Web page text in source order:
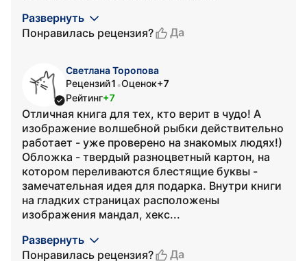
Развернуть
Понравилась рецензия?
Да
Светлана Торопова
Рецензий1 •Оценок+7
Рейтинг+7
Отличная книга для тех, кто верит в чудо! А
изображение волшебной рыбки действительно
работает - уже проверено на знакомых людях!)
Обложка - твердый разноцветный картон, на
котором переливаются блестящие буквы -
замечательная идея для подарка. Внутри книги
на гладких страницах расположены
изображения мандал, хекс...
Развернуть
Понравилась рецензия?
Да